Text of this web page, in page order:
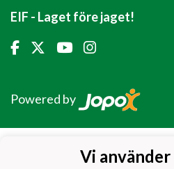
EIF - Laget före jaget!
Powered by
Vi